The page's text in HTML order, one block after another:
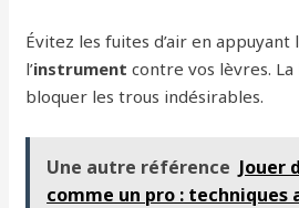
Évitez les fuites d’air en
l’instrument contre vos lèvres.
bloquer les trous indésirables.
Une autre référence Jouer
comme un pro : techniques